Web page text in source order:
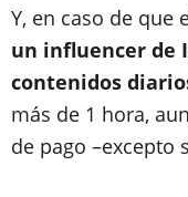
Y, en caso de que
un influencer de
contenidos
más de 1 hora,
de pago –excepto